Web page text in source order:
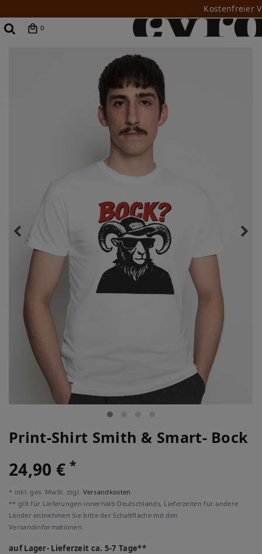
Kostenfreier
0
Print-Shirt Smith & Smart- Bock
24,90 €*
* inkl. ges. MwSt. zzgl. Versandkosten
** gilt für Lieferungen innerhalb Deutschlands, Lieferzeiten für andere
Länder entnehmen Sie bitte der Schaltfläche mit den
Versandinformationen.
auf Lager- Lieferzeit ca. 5-7 Tage**